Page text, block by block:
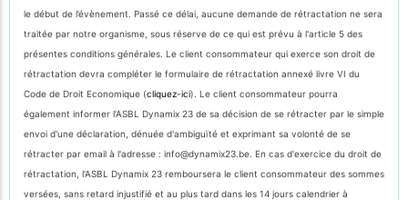
le début de l’évènement. Passé ce délai, aucune demande de rétractation ne sera
traitée par notre organisme, sous réserve de ce qui est prévu à l'article 5 des
présentes conditions générales. Le client consommateur qui exerce son droit de
rétractation devra compléter le formulaire de rétractation annexé livre VI du
Code de Droit Economique (cliquez-ici). Le client consommateur pourra
également informer l’ASBL Dynamix 23 de sa décision de se rétracter par le simple
envoi d'une déclaration, dénuée d'ambiguïté et exprimant sa volonté de se
rétracter par email à l'adresse : info@dynamix23.be. En cas d'exercice du droit de
rétractation, l'ASBL Dynamix 23 remboursera le client consommateur des sommes
versées, sans retard injustifié et au plus tard dans les 14 jours calendrier à